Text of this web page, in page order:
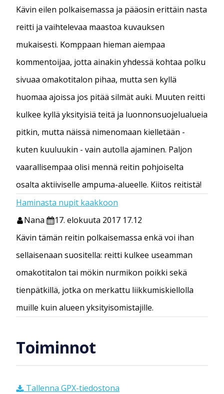
Kävin eilen polkaisemassa ja pääosin erittäin nasta
reitti ja vaihtelevaa maastoa kuvauksen
mukaisesti. Komppaan hieman aiempaa
kommentoijaa, jotta ainakin yhdessä kohtaa polku
sivuaa omakotitalon pihaa, mutta sen kyllä
huomaa ajoissa jos pitää silmät auki. Muuten reitti
kulkee kyllä yksityisiä teitä ja luonnonsuojelualueia
pitkin, mutta näissä nimenomaan kielletään -
kuten kuuluukin - vain autolla ajaminen. Paljon
vaarallisempaa olisi mennä reitin pohjoiselta
osalta aktiiviselle ampuma-alueelle. Kiitos reitistä!
Haminasta nupit kaakkoon
Nana
17. elokuuta 2017 17.12
Kävin tämän reitin polkaisemassa enkä voi ihan
sellaisenaan suositella: reitti kulkee useamman
omakotitalon tai mökin nurmikon poikki sekä
tienpätkillä, jotka on merkattu liikkumiskiellolla
muille kuin alueen yksityisomistajille.
Toiminnot
Tallenna GPX-tiedostona